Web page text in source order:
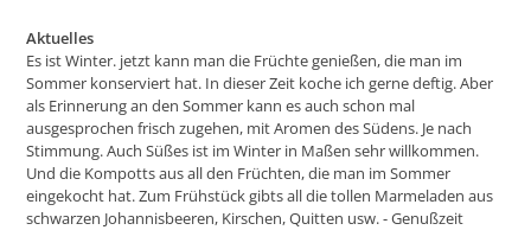
Aktuelles
Es ist Winter. jetzt kann man die Früchte genießen, die man im
Sommer konserviert hat. In dieser Zeit koche ich gerne deftig. Aber
als Erinnerung an den Sommer kann es auch schon mal
ausgesprochen frisch zugehen, mit Aromen des Südens. Je nach
Stimmung. Auch Süßes ist im Winter in Maßen sehr willkommen.
Und die Kompotts aus all den Früchten, die man im Sommer
eingekocht hat. Zum Frühstück gibts all die tollen Marmeladen aus
schwarzen Johannisbeeren, Kirschen, Quitten usw. - Genußzeit